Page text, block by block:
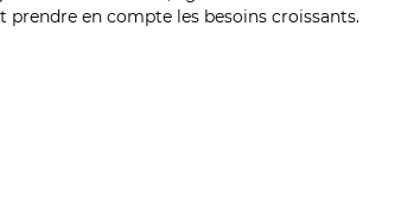
en compte les besoins croissants.